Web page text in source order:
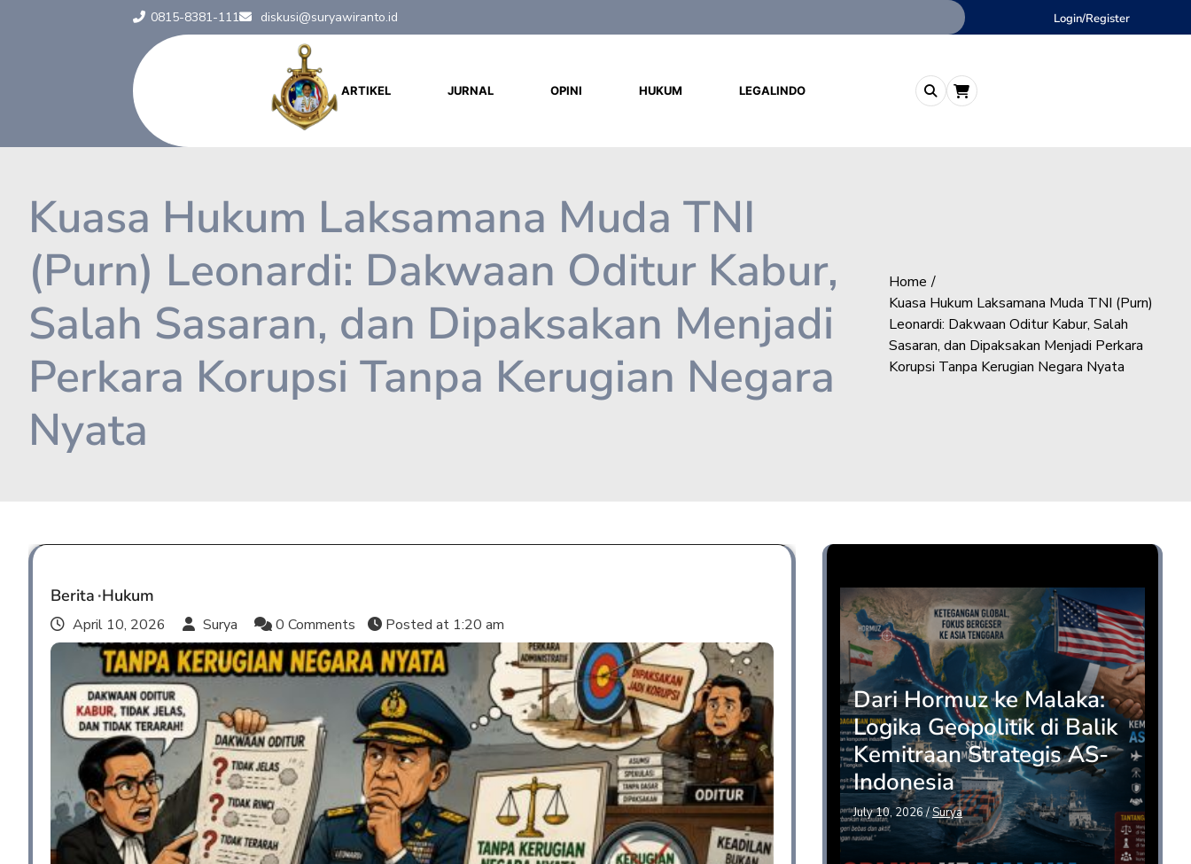
0815-8381-111 diskusi@suryawiranto.id Login/Register
ARTIKEL JURNAL OPINI HUKUM LEGALINDO
Kuasa Hukum Laksamana Muda TNI
(Purn) Leonardi: Dakwaan Oditur Kabur,
Salah Sasaran, dan Dipaksakan Menjadi
Perkara Korupsi Tanpa Kerugian Negara
Nyata
Home
Kuasa Hukum Laksamana Muda TNI (Purn)
Leonardi: Dakwaan Oditur Kabur, Salah
Sasaran, dan Dipaksakan Menjadi Perkara
Korupsi Tanpa Kerugian Negara Nyata
Berita Hukum
April 10, 2026 Surya 0 Comments Posted at 1:20 am
Dari Hormuz ke Malaka:
Logika Geopolitik di Balik
Kemitraan Strategis AS-
Indonesia
July 10, 2026/Surya